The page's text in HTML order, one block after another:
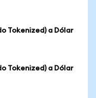
Tokenized) a Dólar
Tokenized) a Dólar